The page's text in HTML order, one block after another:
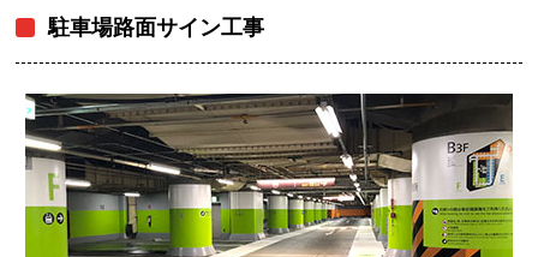
駐車場路面サイン工事